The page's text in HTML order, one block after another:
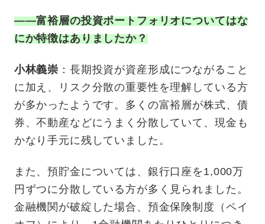
——富裕層の投資ポートフォリオについてはな
にか特徴はありましたか？
小林義崇 ：長期投資が資産形成につながること
に加え、リスク分散の重要性を理解している方
が多かったようです。多くの富裕層が株式、債
券、不動産などにうまく分散していて、現金も
かなり手元に残していました。
また、預貯金については、銀行口座を1,000万
円ずつに分散している方が多く見られました。
金融機関が破綻した場合、預金保険制度（ペイ